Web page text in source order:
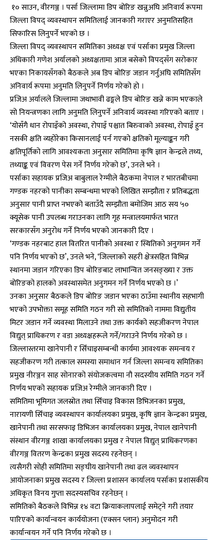
१० साउन, वीरगञ्ज । पर्सा जिल्लामा डिप बोरिङ खन्नुअघि अनिवार्य रूपमा
जिल्ला विपद् व्यवस्थापन समितिलाई जानकारी गराएर अनुमतिसहित
सिफारिस लिनुपर्ने भएको छ ।
जिल्ला विपद् व्यवस्थापन समितिका अध्यक्ष एवं पर्साका प्रमुख जिल्ला
अधिकारी गणेश अर्यालको अध्यक्षतामा आज बसेको विपद्सँग सरोकार
भएका निकायसँगको बैठकले अब डिप बोरिङ जडान गर्नुअघि समितिसँग
अनिवार्य रूपमा अनुमति लिनुपर्ने निर्णय गरेको हो ।
प्रजिअ अर्यालले जिल्लामा जथाभावी ढङ्गले डिप बोरिङ खन्ने काम भएकाले
सो नियन्त्रणका लागि अनुमति लिनुपर्ने अनिवार्य व्यवस्था गरिएको बताए ।
‘योसँगै धान रोपाइँको अवस्था, रोपाइँ पश्चात बिरुवाको अवस्था, रोपाइँ हुन
नसकी क्षति व्यहोरेका किसानलाई पर्न गएको क्षतिको मूल्याङ्कन गरी
क्षतिपूर्तिको लागि आवश्यकता अनुसार समितिमा कृषि ज्ञान केन्द्रले तथ्य,
तथ्याङ्क एवं विवरण पेस गर्ने निर्णय गरेको छ’, उनले भने ।
पर्साका सहायक प्रजिअ बाबुलाल रेग्मीले बैठकमा नेपाल र भारतबीचमा
गण्डक नहरको पानीका सम्बन्धमा भएको लिखित सम्झौता र प्रतिबद्धता
अनुसार पानी प्राप्त नभएको बताउँदै सम्झौता बमोजिम आठ सय ५०
क्यूसेक पानी उपलब्ध गराउनका लागि गृह मन्त्रालयमार्फत भारत
सरकारसँग अनुरोध गर्ने निर्णय भएको जानकारी दिए ।
‘गण्डक नहरबाट हाल वितरित पानीको अवस्था र स्थितिको अनुगमन गर्ने
पनि निर्णय भएको छ’, उनले भने, ‘जिल्लाको सहरी क्षेत्रसहित विभिन्न
स्थानमा जडान गरिएका डिप बोरिङबाट लाभान्वित जनसङ्ख्या र उक्त
बोरिङको हालको अवस्थासमेत अनुगमन गर्ने निर्णय भएको छ ।’
उनका अनुसार बैठकले डिप बोरिङ जडान भएका ठाउँमा स्थानीय सहभागी
भएको उपभोक्ता समूह समिति गठन गरी सो समितिको नाममा विद्युतीय
मिटर जडान गर्ने व्यवस्था मिलाउने तथा उक्त कार्यको सहजीकरण नेपाल
विद्युत् प्राधिकरण र वडा अध्यक्षहरूले गर्ने/गराउने निर्णय गरेको छ ।
जिल्लास्तरमा खानेपानी र सिँचाइसम्बन्धी कार्यमा आवश्यक समन्वय र
सहजीकरण गरी तत्काल समस्या समाधान गर्न जिल्ला समन्वय समितिका
प्रमुख नीरञ्जन साह सोनारको संयोजकत्वमा नौ सदस्यीय समिति गठन गर्ने
निर्णय भएको सहायक प्रजिअ रेग्मीले जानकारी दिए ।
समितिमा भूमिगत जलस्रोत तथा सिँचाइ विकास डिभिजनका प्रमुख,
नारायणी सिँचाइ व्यवस्थापन कार्यालयका प्रमुख, कृषि ज्ञान केन्द्रका प्रमुख,
खानेपानी तथा सरसफाइ डिभिजन कार्यालयका प्रमुख, नेपाल खानेपानी
संस्थान वीरगञ्ज शाखा कार्यालयका प्रमुख र नेपाल विद्युत् प्राधिकरणका
वीरगञ्ज वितरण केन्द्रका प्रमुख सदस्य रहनेछन् ।
त्यसैगरी सोही समितिमा सङ्घीय खानेपानी तथा ढल व्यवस्थापन
आयोजनाका प्रमुख सदस्य र जिल्ला प्रशासन कार्यालय पर्साका प्रशासकीय
अधिकृत विनय गुप्ता सदस्यसचिव रहनेछन् ।
समितिको बैठकले विभिन्न १४ वटा क्रियाकलापलाई समेट्ने गरी तयार
पारिएको कार्यान्वयन कार्ययोजना (एक्सन प्लान) अनुमोदन गरी
कार्यान्वयन गर्ने पनि निर्णय गरेको छ ।